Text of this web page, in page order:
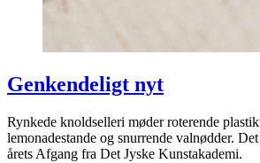
Genkendeligt nyt
Rynkede knoldselleri møder roterende
lemonadestande og snurrende valnødder.
årets Afgang fra Det Jyske Kunstakademi.